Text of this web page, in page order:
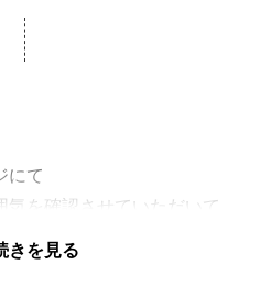
切にしています。
だり、ふと振り返ったり、
にある
にて
気を確認させていただいて
きを見る